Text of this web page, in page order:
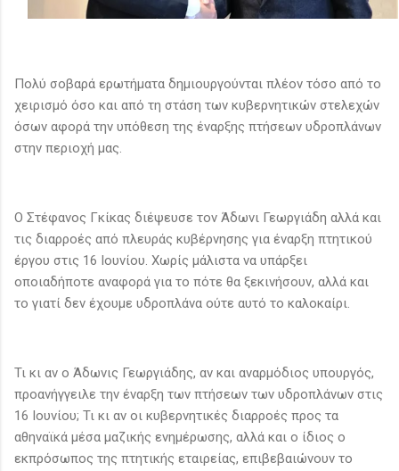
Πολύ σοβαρά ερωτήματα δημιουργούνται πλέον τόσο από το
χειρισμό όσο και από τη στάση των κυβερνητικών στελεχών
όσων αφορά την υπόθεση της έναρξης πτήσεων υδροπλάνων
στην περιοχή μας.
Ο Στέφανος Γκίκας διέψευσε τον Άδωνι Γεωργιάδη αλλά και
τις διαρροές από πλευράς κυβέρνησης για έναρξη πτητικού
έργου στις 16 Ιουνίου. Χωρίς μάλιστα να υπάρξει
οποιαδήποτε αναφορά για το πότε θα ξεκινήσουν, αλλά και
το γιατί δεν έχουμε υδροπλάνα ούτε αυτό το καλοκαίρι.
Τι κι αν ο Άδωνις Γεωργιάδης, αν και αναρμόδιος υπουργός,
προανήγγειλε την έναρξη των πτήσεων των υδροπλάνων στις
16 Ιουνίου; Τι κι αν οι κυβερνητικές διαρροές προς τα
αθηναϊκά μέσα μαζικής ενημέρωσης, αλλά και ο ίδιος ο
εκπρόσωπος της πτητικής εταιρείας, επιβεβαιώνουν το